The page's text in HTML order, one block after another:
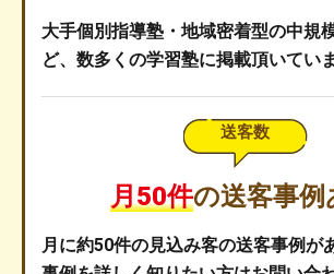
大手個別指導塾・地域密着型の中規
ど、数多くの学習塾に掲載頂いていま
送客数
月50件の送客事例
月に約50件の見込み客の送客事例が